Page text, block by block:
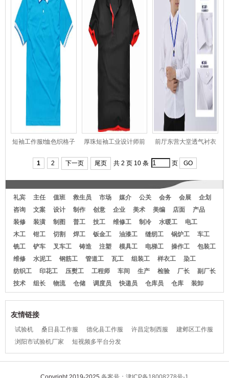
短袖工作服t恤色织格子
厚珠短袖工业设计师前
前厅东营大堂透气衬衣
1 2 下一页 尾页 共 2 页 10 条 页 GO
礼宾 主任 值班 救生员 市场 媒介 公关 会务 会展
企划
咨询
文案 设计 制作 创意 企业 美术 美编 店面
产品
装修
装潢 制图 普工 技工 维修工 制冷 水暖工
电工
木工
钳工 切割 焊工 钣金工 油漆工 缝纫工 锅炉工
车工
铣工
铲车 叉车工 铸造 注塑 模具工 电梯工 操作工
包装工
维修
水泥工 钢筋工 管道工 瓦工 组装工 样衣工
染工
纺织工
印花工 压熨工 工程师 车间 生产 检验 厂长
副厂长
技术
组长 物流 仓储 调度员 快递员 仓库员 仓库 装卸
友情链接
试验机 桑日县工作服 德化县工作服 许昌定制西服
建邺区工作服
浏阳市试验机厂家
短视频多平台分发